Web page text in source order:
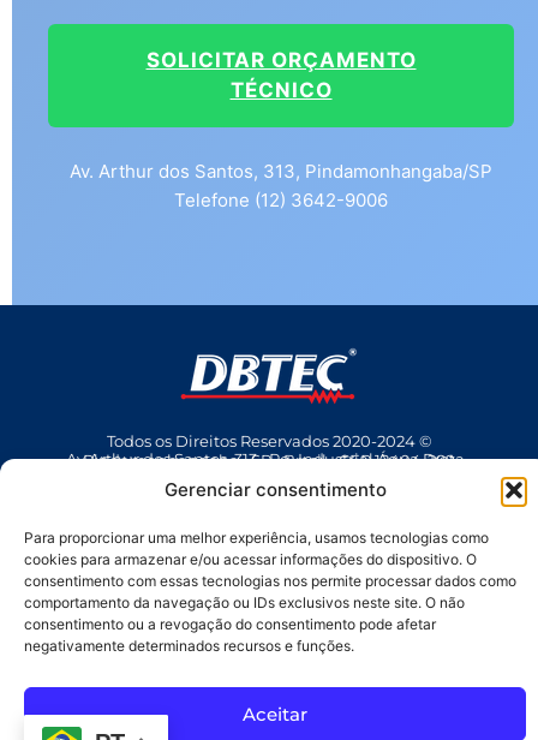
Gerenciar consentimento
Para proporcionar uma melhor experiência, usamos tecnologias como
cookies para armazenar e/ou acessar informações do dispositivo. O
consentimento com essas tecnologias nos permite processar dados como
comportamento da navegação ou IDs exclusivos neste site. O não
consentimento ou a revogação do consentimento pode afetar
negativamente determinados recursos e funções.
Aceitar
SOLICITAR ORÇAMENTO
TÉCNICO
Av. Arthur dos Santos, 313, Pindamonhangaba/SP
Telefone (12) 3642-9006
Todos os Direitos Reservados 2020-2024 ©
Av Arthur dos Santos, 313 • Pq. Industrial Água Preta • Pindamonhangaba • SP • Brasil • CEP 12404-289
(12) 3642 9006
• dbtec@dbtec.com.br